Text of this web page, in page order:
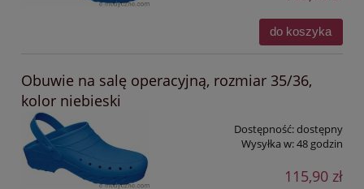
do koszyka
Obuwie na salę operacyjną, rozmiar 35/36,
kolor niebieski
Dostępność:dostępny
Wysyłka w:48 godzin
115,90 zł